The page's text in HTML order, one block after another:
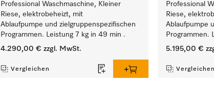
Professional Waschmaschine, Kleiner
Riese, elektrobeheizt, mit
Ablaufpumpe und zielgruppenspezifischen
Programmen. Leistung 7 kg in 49 min .
4.290,00 € zzgl. MwSt.
Vergleichen
Professional
Riese,
Ablaufpumpe
Programmen.
5.195,00 €
Vergleichen